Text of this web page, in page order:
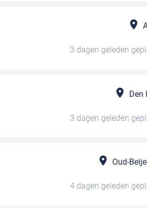
3 dagen geleden
Den
3 dagen geleden
Oud-
4 dagen geleden